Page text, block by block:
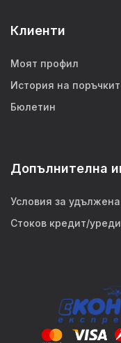
Клиенти
Моят профил
История на
Бюлетин
Допълнителна
Условия за
Стоков кредит/